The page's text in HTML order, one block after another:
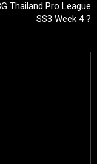
Thailand Pro League
SS3 Week 4 ?